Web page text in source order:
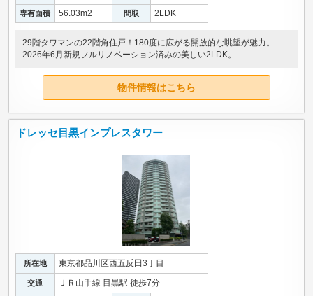
専有面積 56.03m2 間取 2LDK
29階タワマンの22階角住戸！180度に広がる開放的な眺望が魅力。
2026年6月新規フルリノベーション済みの美しい2LDK。
物件情報はこちら
ドレッセ目黒インプレスタワー
所在地 東京都品川区西五反田3丁目
交通 ＪＲ山手線 目黒駅 徒歩7分